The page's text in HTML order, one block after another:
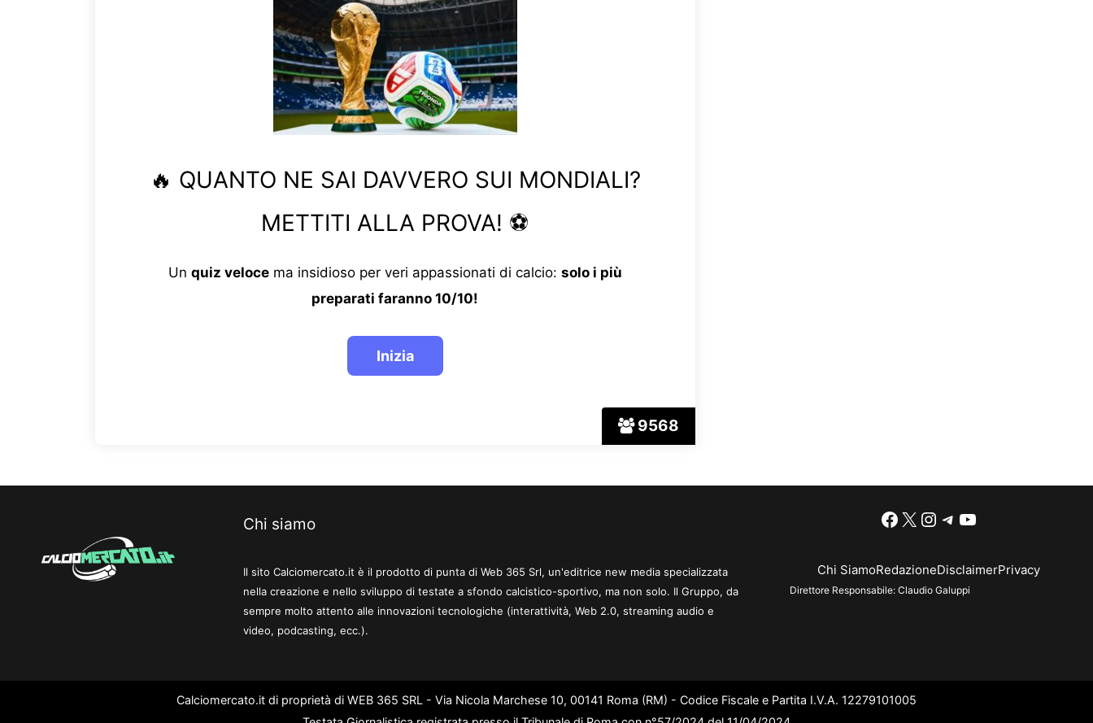
9568
🔥 QUANTO NE SAI DAVVERO SUI MONDIALI?
METTITI ALLA PROVA! ⚽
Un quiz velocema insidioso per veri appassionati di calcio: solo i più
preparati faranno 10/10!
Chi siamo
Il sito Calciomercato.it è il prodotto di punta di Web 365 Srl, un'editrice new media specializzata
nella creazione e nello sviluppo di testate a sfondo calcistico-sportivo, ma non solo. Il Gruppo, da
sempre molto attento alle innovazioni tecnologiche (interattività, Web 2.0, streaming audio e
video, podcasting, ecc.).
Facebook
X Instagram
Telegram
YouTube
Chi SiamoRedazioneDisclaimerPrivacy
Direttore Responsabile: Claudio Galuppi
Calciomercato.it di proprietà di WEB 365 SRL - Via Nicola Marchese 10, 00141 Roma (RM) - Codice Fiscale e Partita I.V.A. 12279101005